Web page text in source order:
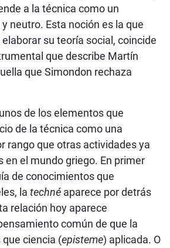
a la técnica como un
neutro. Esta noción es la que
su teoría social, coincide
que describe Martín
que Simondon rechaza
de los elementos que
de la técnica como una
rango que otras actividades ya
en el mundo griego. En primer
de conocimientos que
la techné aparece por detrás
relación hoy aparece
común de que la
ciencia (episteme) aplicada. O